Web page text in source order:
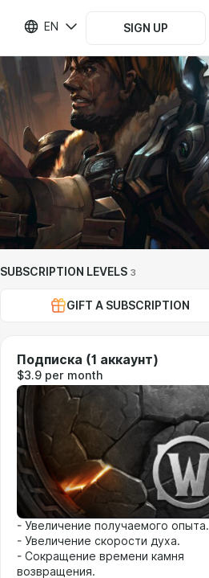
EN SIGN UP
SUBSCRIPTION LEVELS 3
GIFT A SUBSCRIPTION
Подписка (1 аккаунт)
$3.9 per month
- Увеличение получаемого опыта.
- Увеличение скорости духа.
- Сокращение времени камня
возвращения.